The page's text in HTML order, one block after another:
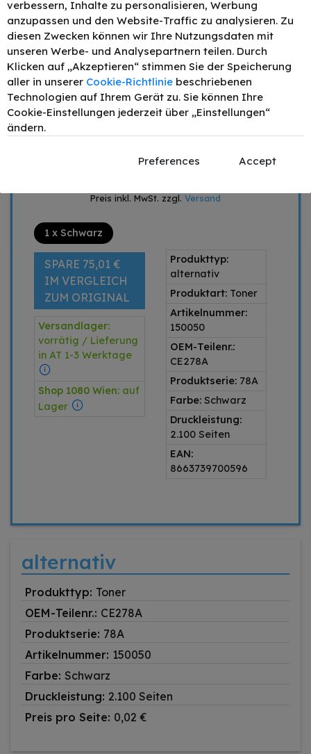
44,90 €
Mengenrabatt
Stückpreis
1
44,90 €
2
40,41 € - 10%
4 38,16 €
Preis inkl. MwSt. zzgl. Versand
1 x Schwarz
SPARE 75,01 €
IM VERGLEICH
ZUM ORIGINAL
Versandlager:
vorrätig / Lieferung
in AT 1-3 Werktage
Shop 1080 Wien: auf
Lager
Produkttyp:
alternativ
Produktart: Toner
Artikelnummer:
150050
OEM-Teilenr.:
CE278A
Produktserie: 78A
Farbe: Schwarz
Druckleistung:
2.100 Seiten
EAN:
8663739700596
alternativ
Produkttyp: Toner
OEM-Teilenr.: CE278A
Produktserie: 78A
Artikelnummer: 150050
Farbe: Schwarz
Druckleistung: 2.100 Seiten
Preis pro Seite: 0,02 €
verbessern, Inhalte zu personalisieren, Werbung
anzupassen und den Website-Traffic zu analysieren. Zu
diesen Zwecken können wir Ihre Nutzungsdaten mit
unseren Werbe- und Analysepartnern teilen. Durch
Klicken auf „Akzeptieren“ stimmen Sie der Speicherung
aller in unserer Cookie-Richtlinie beschriebenen
Technologien auf Ihrem Gerät zu. Sie können Ihre
Cookie-Einstellungen jederzeit über „Einstellungen“
ändern.
Preferences Accept